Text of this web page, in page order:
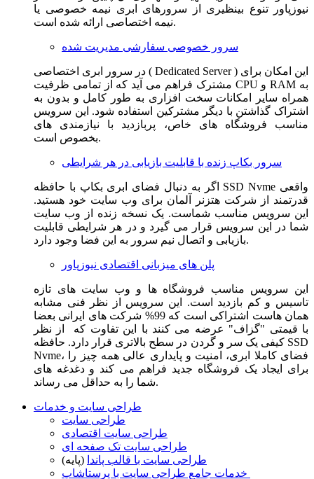
نیوزپاور تنوع بینظیری از سرورهای ابری نیمه خصوصی یا
نیمه اختصاصی ارائه شده است.
سرور خصوصی سفارشی مدیریت شده
در سرور ابری اختصاصی ( Dedicated Server ) این امکان برای
مشترک فراهم می آید که از تمامی ظرفیت CPU و RAM به
همراه سایر امکانات سخت افزاری به طور کامل و بدون به
اشتراک گذاشتن با دیگر مشترکین استفاده شود. این سرویس
مناسب فروشگاه های خاص، پربازدید با نیازمندی های
بخصوص است.
سرور بکاپ زنده با قابلیت بازیابی در هر شرایطی
اگر به دنبال فضای ابری بکاپ با حافظه SSD Nvme واقعی
قدرتمند از شرکت هتزنر آلمان برای وب سایت خود هستید.
این سرویس مناسب شماست. یک نسخه زنده از وب سایت
شما در این سرویس قرار می گیرد و در هر شرایطی قابلیت
بازیابی و اتصال نیم سرور به این فضا وجود دارد.
پلن های میزبانی اقتصادی نیوزپاور
این سرویس مناسب فروشگاه ها و وب سایت های تازه
تاسیس و کم بازدید است. این سرویس از نظر فنی مشابه
همان هاست اشتراکی است که 99% شرکت های ایرانی بعضا
با قیمتی "گزاف" عرضه می کنند با این تفاوت که از نظر
کیفی یک سر و گردن در سطح بالاتری قرار دارد. حافظه SSD
Nvme، فضای کاملا ابری، امنیت و پایداری عالی همه چیز را
برای ایجاد یک فروشگاه جدید فراهم می کند و دغدغه های
شما را به حداقل می رساند.
طراحی سایت و خدمات
طراحی سایت
طراحی سایت اقتصادی
طراحی سایت تک صفحه ای
طراحی سایت با قالب پاندا (پایه)